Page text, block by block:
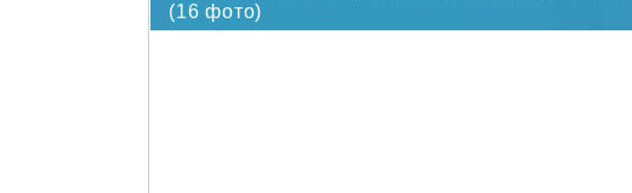
(16 фото)